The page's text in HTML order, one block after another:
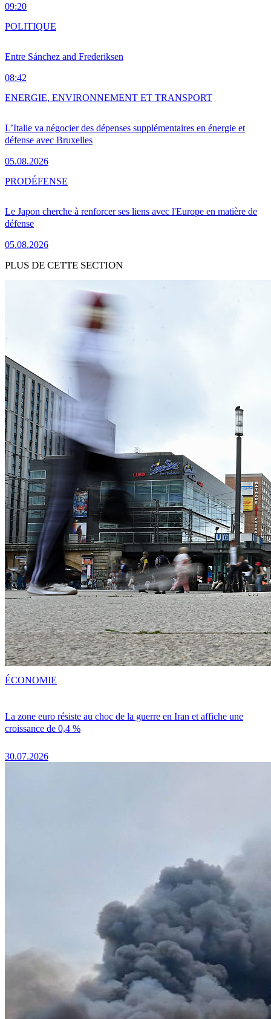
09:20
Entre Sánchez and Frederiksen
08:42
POLITIQUE
L’Italie va négocier des dépenses supplémentaires en énergie et
défense avec Bruxelles
05.08.2026
ENERGIE, ENVIRONNEMENT ET TRANSPORT
Le Japon cherche à renforcer ses liens avec l'Europe en matière de
défense
05.08.2026
PRODÉFENSE
PLUS DE CETTE SECTION
La zone euro résiste au choc de la guerre en Iran et affiche une
croissance de 0,4 %
30.07.2026
ÉCONOMIE